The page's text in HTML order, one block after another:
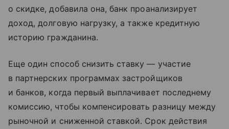
о скидке, добавила она, банк проанализирует
доход, долговую нагрузку, а также кредитную
историю гражданина.
Еще один способ снизить ставку — участие
в партнерских программах застройщиков
и банков, когда первый выплачивает последнему
комиссию, чтобы компенсировать разницу между
рыночной и сниженной ставкой. Срок действия